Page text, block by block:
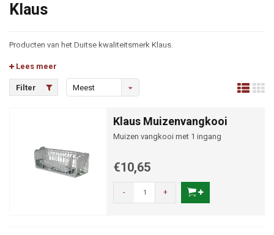
Klaus
Producten van het Duitse kwaliteitsmerk Klaus.
Lees meer
Filter
Meest
Klaus Muizenvangkooi
Muizen vangkooi met 1 ingang
€10,65
- +